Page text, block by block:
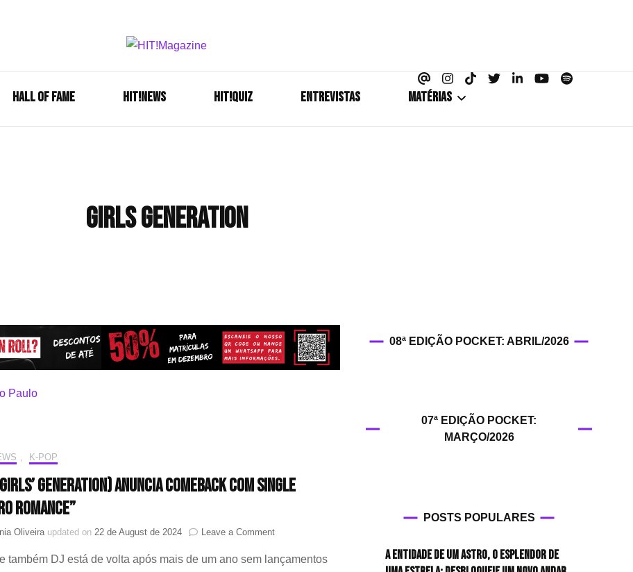
HIT!Magazine
Se é HIT, está aqui!
HALL OF FAME HIT!NEWS HIT!Quiz ENTREVISTAS MATÉRIAS
HIT!Hop
HIT!Politics
girls generation
, K-POP
Generation) anuncia comeback com single
Romance”
Oliveira updated on 22 de August de 2024 Leave a Commenton
(Girls’
também DJ está de volta após mais de um ano sem lançamentos
08ª EDIÇÃO POCKET: ABRIL/2026
07ª EDIÇÃO POCKET:
MARÇO/2026
POSTS POPULARES
A entidade de um astro, o esplendor de